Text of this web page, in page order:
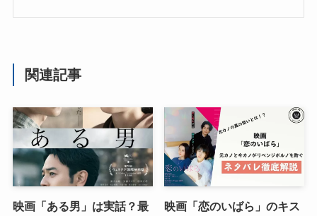
関連記事
映画「ある男」は実話？最
映画「恋のいばら」のキス